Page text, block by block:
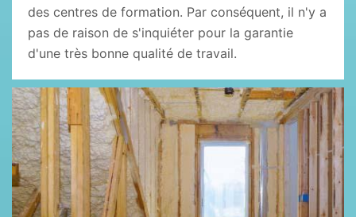
des centres de formation. Par conséquent, il n'y a
pas de raison de s'inquiéter pour la garantie
d'une très bonne qualité de travail.